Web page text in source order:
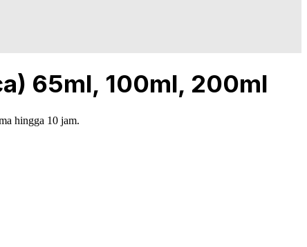
65ml, 100ml, 200ml
hingga 10 jam.